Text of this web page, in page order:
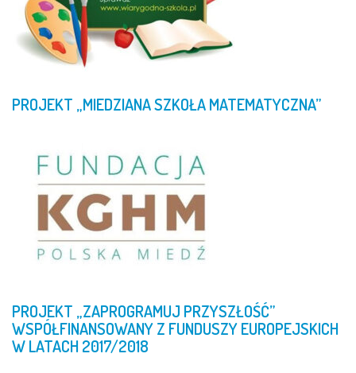
PROJEKT „MIEDZIANASZKOŁAMATEMATYCZNA”
PROJEKT „ZAPROGRAMUJ PRZYSZŁOŚĆ”
WSPÓŁFINANSOWANYZ FUNDUSZYEUROPEJSKICH
WLATACH2017/2018